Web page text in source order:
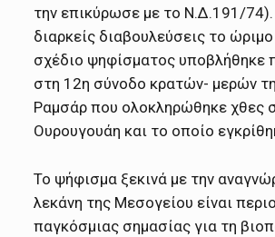
την επικύρωσε με το Ν.Δ.191/
διαρκείς διαβουλεύσεις το
σχέδιο ψηφίσματος υποβλήθηκε
στη 12η σύνοδο κρατών- μερών
Ραμσάρ που ολοκληρώθηκε χθες
Ουρουγουάη και το οποίο
Το ψήφισμα ξεκινά με την
λεκάνη της Μεσογείου είναι
παγκόσμιας σημασίας για τη